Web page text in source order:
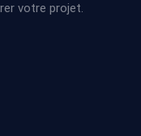
votre projet.